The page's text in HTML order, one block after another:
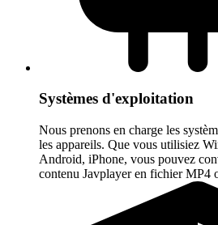
Systèmes d'exploitation
Nous prenons en charge les
les appareils. Que vous utilisiez
Android, iPhone, vous pouvez
contenu Javplayer en fichier MP4